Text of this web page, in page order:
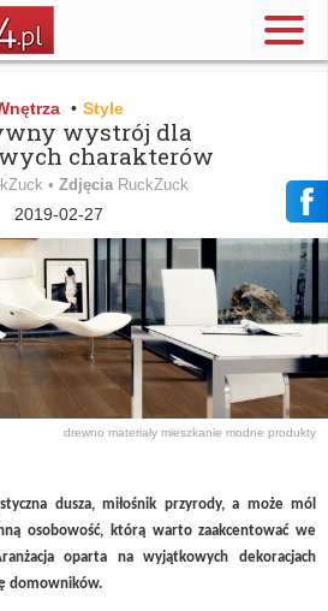
• Style
wystrój dla
charakterów
• Zdjęcia RuckZuck
2019-02-27
drewno materiały mieszkanie modne produkty
dusza, miłośnik przyrody, a może mól
osobowość, którą warto zaakcentować we
oparta na wyjątkowych dekoracjach
domowników.